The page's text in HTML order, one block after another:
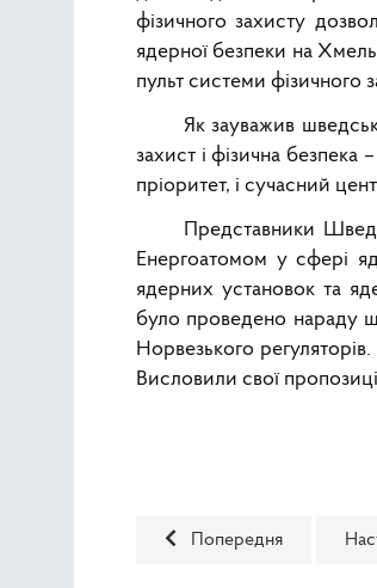
фізичного захисту
ядерної безпеки на
пульт системи фізичного
Як зауважив
захист і фізична
пріоритет, і сучасний
Представники
Енергоатомом у сфері
ядерних установок та
було проведено нараду
Норвезького
Висловили свої
Попередня стаття: 4-6
Попередня